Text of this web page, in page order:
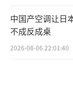
中国产空调让
不成反成桌
2026-08-06 22:01:40